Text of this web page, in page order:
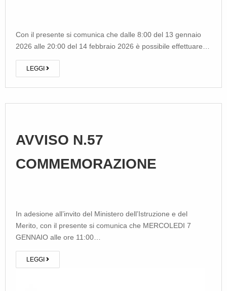
Con il presente si comunica che dalle 8:00 del 13 gennaio
2026 alle 20:00 del 14 febbraio 2026 è possibile effettuare…
LEGGI
AVVISO N.57
COMMEMORAZIONE
In adesione all’invito del Ministero dell’Istruzione e del
Merito, con il presente si comunica che MERCOLEDI 7
GENNAIO alle ore 11:00…
LEGGI